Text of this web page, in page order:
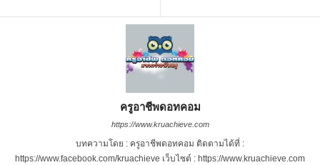
ครูอาชีพดอทคอม
https://www.kruachieve.com
บทความโดย : ครูอาชีพดอทคอม ติดตามได้ที่ :
https://www.facebook.com/kruachieve เว็บไซต์ : https://www.kruachieve.com